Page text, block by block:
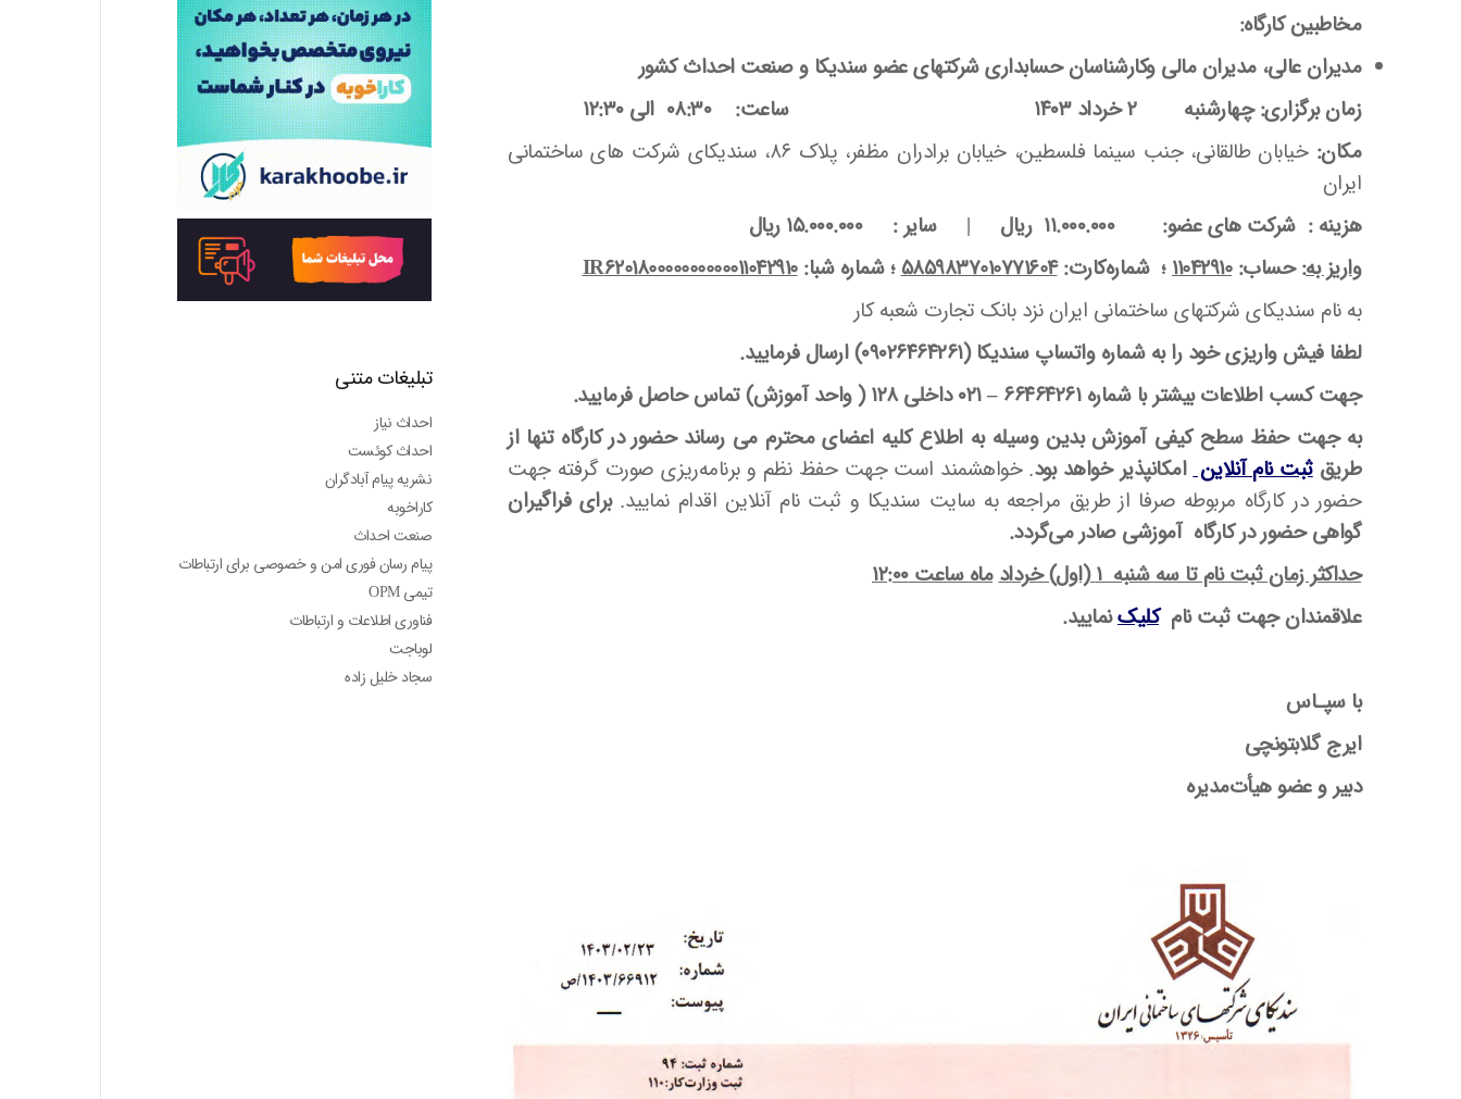
مخاطبین کارگاه:
مدیران عالی، مدیران مالی وکارشناسان حسابداری شرکتهای عضو سندیکا و صنعت احداث کشور
زمان برگزاری: چهارشنبه ۲ خرداد ۱۴۰۳
ساعت: ۰۸:۳۰ الی ۱۲:۳۰
مکان:
خیابان طالقانی، جنب سینما فلسطین، خیابان برادران مظفر، پلاک ۸۶، سندیکای شرکت های ساختمانی
ایران
هزینه : شرکت های عضو:۱۱.۰۰۰.۰۰۰ ریال | سایر : ۱۵.۰۰۰.۰۰۰ ریال
واریز به: حساب: 11042910؛ شماره‌کارت: 5859837010771604؛ شماره شبا: IR620180000000000011042910
به نام سندیکای شرکتهای ساختمانی ایران نزد بانک تجارت شعبه کار
لطفا فیش واریزی خود را به شماره واتساپ سندیکا (۰۹۰۲۶۴۶۴۲۶۱) ارسال فرمایید
.
جهت کسب اطلاعات بیشتر با شماره ۶۶۴۶۴۲۶۱
–۰۲۱ داخلی ۱۲۸ ( واحد آموزش)تماس حاصل فرمایید.
به جهت حفظ سطح کیفی آموزش بدین وسیله به اطلاع کلیه اعضای محترم می رساند حضور در کارگاه تنها از
طریقثبت نام آنلاین امکانپذیر خواهد بود. خواهشمند است جهت حفظ نظم و برنامه‌ریزی صورت گرفته جهت
حضور در کارگاه مربوطه صرفا از طریق مراجعه به سایت سندیکا و ثبت نام آنلاین اقدام نمایید.برای فراگیران
گواهی حضور در کارگاه آموزشی صادر می‌گردد.
حداکثر زمان ثبت نام تا سه شنبه ۱ (اول) خرداد
ماه ساعت ۱۲:۰۰
علاقمندان جهت ثبت نام کلیکنمایید.
با سپـاس
ایرج گلابتونچی
دبیر و عضو هیأت‌مدیره
تبلیغات متنی
احداث نیاز
احداث کوئست
نشریه پیام آبادگران
کاراخوبه
صنعت احداث
پیام رسان فوری امن و خصوصی برای ارتباطات
تیمی OPM
فناوری اطلاعات و ارتباطات
لوباجت
سجاد خلیل زاده